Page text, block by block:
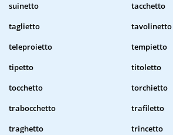
suinetto
tacchetto
taglietto
tavolinetto
teleproietto
tempietto
tipetto
titoletto
tocchetto
torchietto
trabocchetto
trafiletto
traghetto
trincetto